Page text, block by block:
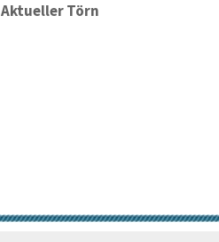
Aktueller Törn